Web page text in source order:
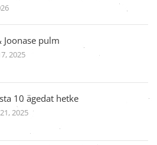
Joonase pulm
2025
10 ägedat hetke
2025